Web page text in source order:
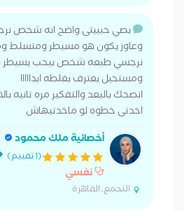
بصي حبييتى واضح انه شخص
وعاوز يكون هو مسيطر ومتسلط
نرجسي طبعه شخص بيحب يسيطر
ومستحيل يعترف بغلطه ابدااااا
انصحك بالبعد والتفكير مره تانيه
اخدتى خطوه لو ماخدتيهاش
أخصائية ملك محمود
(1 تقييم)
نفسي
التجمع, القاهرة